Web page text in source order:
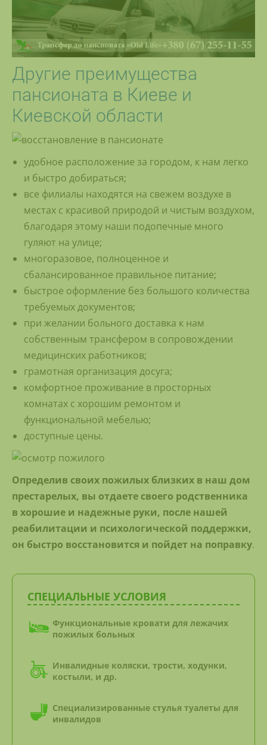
Другие преимущества
пансионата в Киеве и
Киевской области
удобное расположение за городом, к нам легко
и быстро добираться;
все филиалы находятся на свежем воздухе в
местах с красивой природой и чистым воздухом,
благодаря этому наши подопечные много
гуляют на улице;
многоразовое, полноценное и
сбалансированное правильное питание;
быстрое оформление без большого количества
требуемых документов;
при желании больного доставка к нам
собственным трансфером в сопровождении
медицинских работников;
грамотная организация досуга;
комфортное проживание в просторных
комнатах с хорошим ремонтом и
функциональной мебелью;
доступные цены.
Определив своих пожилых близких в наш дом
престарелых, вы отдаете своего родственника
в хорошие и надежные руки, после нашей
реабилитации и психологической поддержки,
он быстро восстановится и пойдет на поправку.
СПЕЦИАЛЬНЫЕ УСЛОВИЯ
Функциональные кровати для лежачих
пожилых больных
Инвалидные коляски, трости, ходунки,
костыли, и др.
Специализированные стулья туалеты для
инвалидов